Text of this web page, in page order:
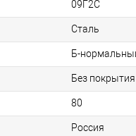
09Г2С
Сталь
Б-
Без покрытия
80
Россия